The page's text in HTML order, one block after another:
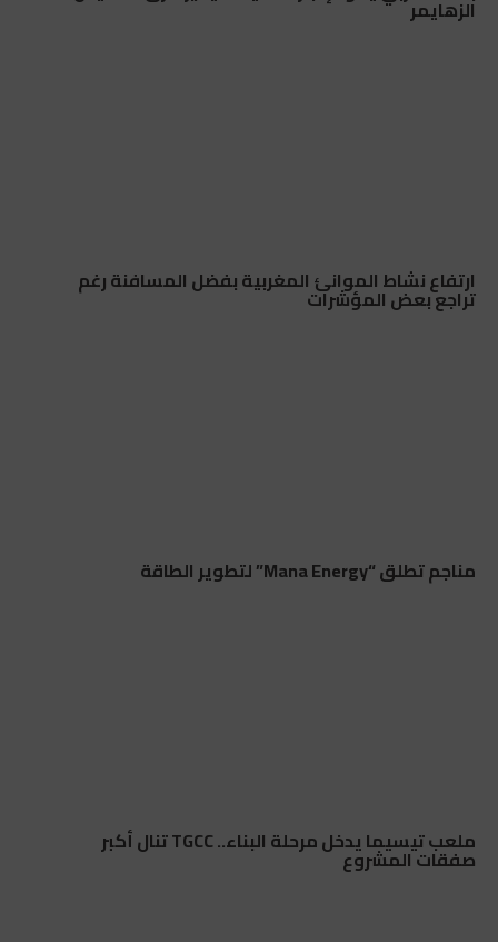
الزهايمر
ارتفاع نشاط الموانئ المغربية بفضل المسافنة رغم
تراجع بعض المؤشرات
مناجم تطلق “Mana Energy” لتطوير الطاقة
ملعب تيسيما يدخل مرحلة البناء.. TGCC تنال أكبر
صفقات المشروع